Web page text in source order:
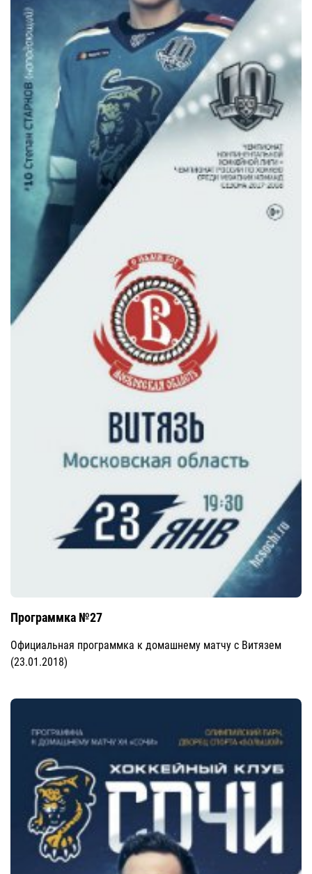
Программка №27
Официальная программка к домашнему матчу с Витязем
(23.01.2018)